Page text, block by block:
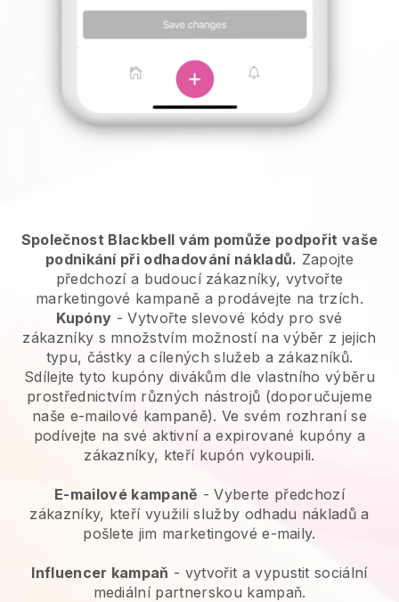
Společnost Blackbell vám pomůže podpořit vaše
podnikání při odhadování nákladů. Zapojte
předchozí a budoucí zákazníky, vytvořte
marketingové kampaně a prodávejte na trzích.
Kupóny - Vytvořte slevové kódy pro své
zákazníky s množstvím možností na výběr z jejich
typu, částky a cílených služeb a zákazníků.
Sdílejte tyto kupóny divákům dle vlastního výběru
prostřednictvím různých nástrojů (doporučujeme
naše e-mailové kampaně). Ve svém rozhraní se
podívejte na své aktivní a expirované kupóny a
zákazníky, kteří kupón vykoupili.
E-mailové kampaně -Vyberte předchozí
zákazníky, kteří využili služby odhadu nákladů a
pošlete jim marketingové e-maily.
Influencer kampaň - vytvořit a vypustit sociální
mediální partnerskou kampaň.